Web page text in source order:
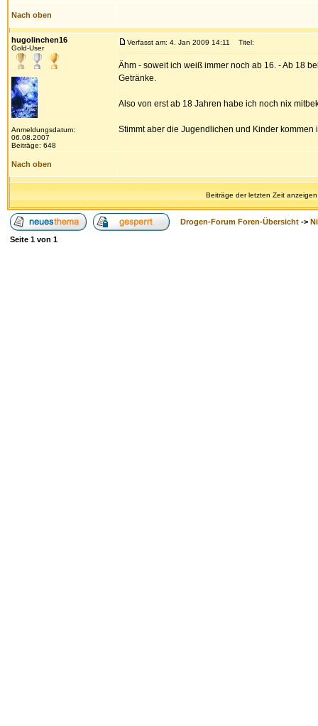
Nach oben
hugolinchen16
Gold-User
Anmeldungsdatum:
06.08.2007
Beiträge: 648
Verfasst am: 4. Jan 2009 14:11 Titel:
Ähm - soweit ich weiß immer noch ab 16. - Ab 18
Getränke.
Also von erst ab 18 Jahren habe ich noch nix
Stimmt aber die Jugendlichen und Kinder
Nach oben
Beiträge der letzten Zeit
Drogen-Forum Foren-Übersicht ->
Seite 1 von 1